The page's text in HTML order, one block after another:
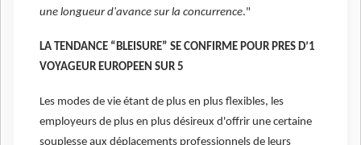
une longueur d'avance sur la concurrence."
LA TENDANCE “BLEISURE” SE CONFIRME POUR PRES D’1
VOYAGEUR EUROPEEN SUR 5
Les modes de vie étant de plus en plus flexibles, les
employeurs de plus en plus désireux d'offrir une certaine
souplesse aux déplacements professionnels de leurs